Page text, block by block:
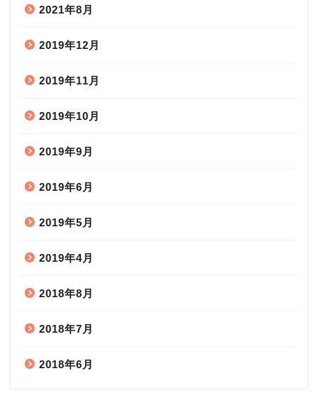
2021年8月
2019年12月
2019年11月
2019年10月
2019年9月
2019年6月
2019年5月
2019年4月
2018年8月
2018年7月
2018年6月